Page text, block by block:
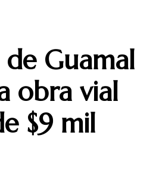
Guamal
obra vial
$9 mil